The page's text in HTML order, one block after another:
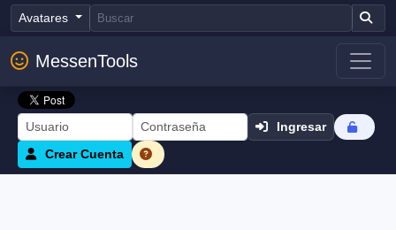
Avatares
MessenTools
Ingresar
Crear Cuenta